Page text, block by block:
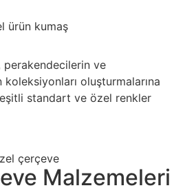
perakendecilerin ve
oluşturmalarına
standart ve özel renkler
Malzemeleri